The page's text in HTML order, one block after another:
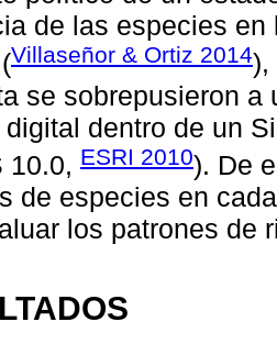
de las especies
Villaseñor & Ortiz 2014),
se sobrepusieron
dentro de un
10.0, ESRI 2010). De
de especies en
los patrones de